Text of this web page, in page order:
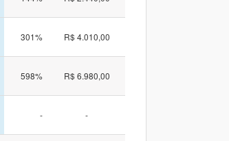
301% R$ 4.010,00
598% R$ 6.980,00
- -